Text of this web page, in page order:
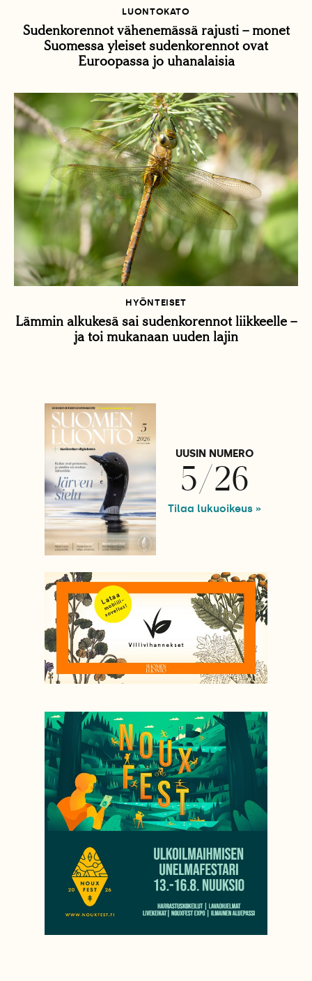
LUONTOKATO
Sudenkorennot vähenemässä rajusti – monet
Suomessa yleiset sudenkorennot ovat
Euroopassa jo uhanalaisia
HYÖNTEISET
Lämmin alkukesä sai sudenkorennot liikkeelle –
ja toi mukanaan uuden lajin
UUSIN NUMERO
5/26
Tilaa lukuoikeus »